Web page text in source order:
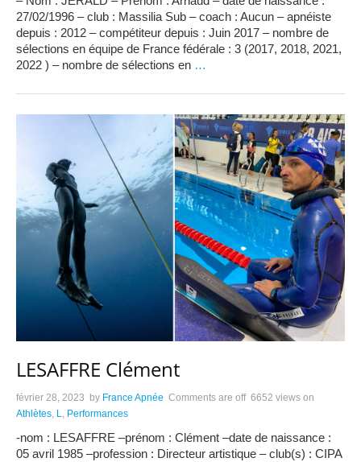
27/02/1996 – club : Massilia Sub – coach : Aucun – apnéiste
depuis : 2012 – compétiteur depuis : Juin 2017 – nombre de
sélections en équipe de France fédérale : 3 (2017, 2018, 2021,
2022 ) – nombre de sélections en …
LESAFFRE Clément
février 28, 2023 by France Apnée Comments are off 6652 views on
Athlètes, L, Performances
-nom : LESAFFRE –prénom : Clément –date de naissance :
05 avril 1985 –profession : Directeur artistique – club(s) : CIPA